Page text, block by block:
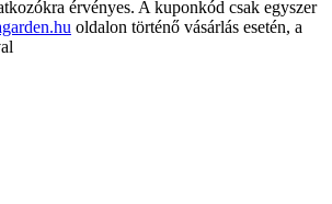
érvényes. A kuponkód csak egyszer
oldalon történő vásárlás esetén, a